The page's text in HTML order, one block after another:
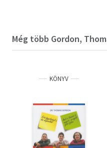
Még több Gordon,
KÖNYV